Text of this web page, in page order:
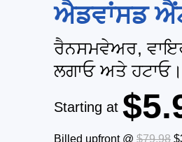
ਐਡਵਾਂਸਡ
ਰੈਨਸਮਵੇਅਰ,
ਲਗਾਓ ਅਤੇ
Starting at
Billed upfront @ $79.98